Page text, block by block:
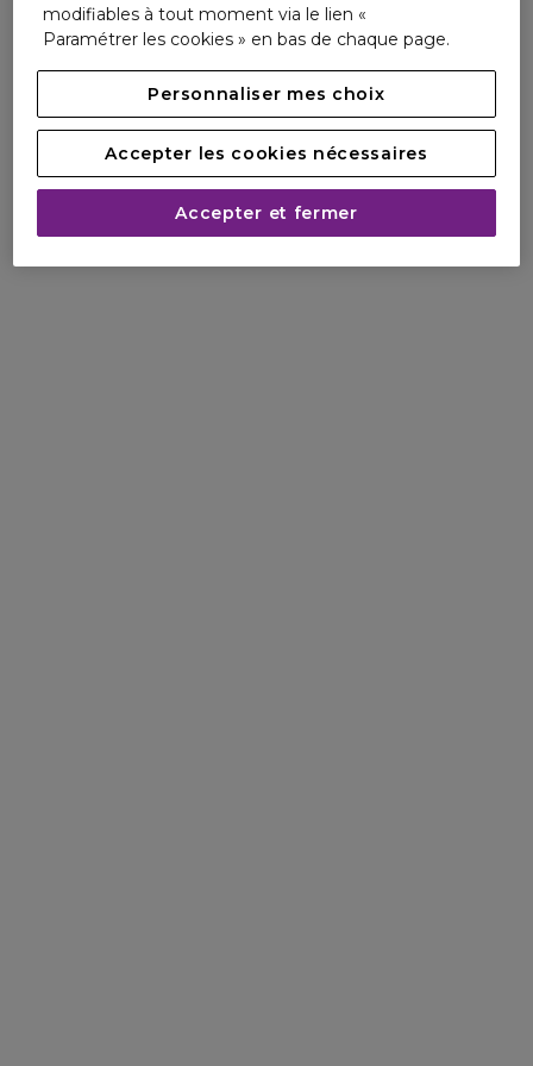
3. Crème Yeux Lift Fermeté Vital Perfection
*Test clinique sur 32 femmes
**En 1 semaine sur les pattes d'oie et les rides sous les yeux.
Test clinique sur 40 femmes
***Test consommateur sur 102 femmes.
modifiables à tout moment via le lien «
Paramétrer les cookies » en bas de chaque page.
Personnaliser mes choix
Accepter les cookies nécessaires
Accepter et fermer